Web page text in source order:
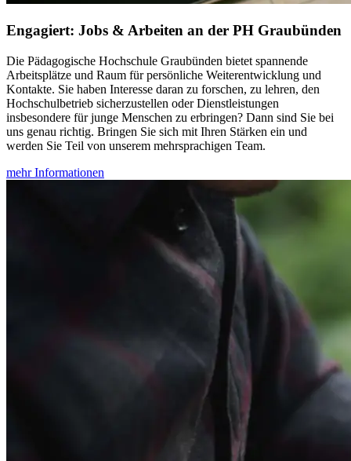
Engagiert: Jobs & Arbeiten an der PH Graubünden
Die Pädagogische Hochschule Graubünden bietet spannende
Arbeitsplätze und Raum für persönliche Weiterentwicklung und
Kontakte. Sie haben Interesse daran zu forschen, zu lehren, den
Hochschulbetrieb sicherzustellen oder Dienstleistungen
insbesondere für junge Menschen zu erbringen? Dann sind Sie bei
uns genau richtig. Bringen Sie sich mit Ihren Stärken ein und
werden Sie Teil von unserem mehrsprachigen Team.
mehr Informationen